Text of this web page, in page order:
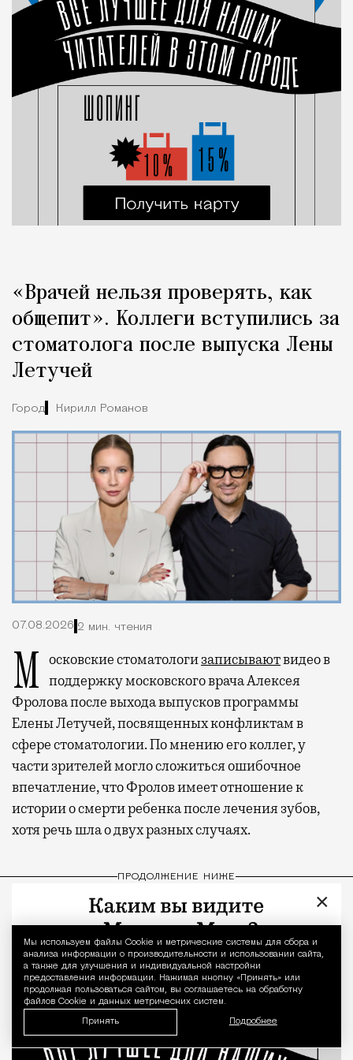
Уведомление
Мы используем файлы Сookie и метрические системы для сбора и
анализа информации о производительности и использовании сайта,
а также для улучшения и индивидуальной настройки
предоставления информации. Нажимая кнопку «Принять» или
продолжая пользоваться сайтом, вы соглашаетесь на обработку
файлов Cookie и данных метрических систем.
Принять Подробнее
«Врачей нельзя проверять, как
общепит». Коллеги вступились за
стоматолога после выпуска Лены
Летучей
Город Кирилл Романов
07.08.2026 2 мин. чтения
Московские стоматологизаписываютвидео в
поддержку московского врача Алексея
Фролова после выхода выпусков программы
Елены Летучей, посвященных конфликтам в
сфере стоматологии. По мнению его коллег, у
части зрителей могло сложиться ошибочное
впечатление, что Фролов имеет отношение к
истории о смерти ребенка после лечения зубов,
хотя речь шла о двух разных случаях.
ПРОДОЛЖЕНИЕ НИЖЕ
×